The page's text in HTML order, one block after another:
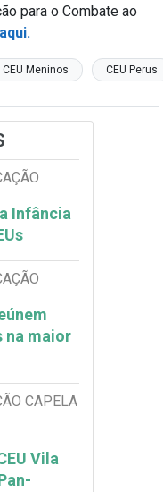
para o Combate ao
CEU Meninos CEU Perus
Infância
na maior
CAPELA
Vila